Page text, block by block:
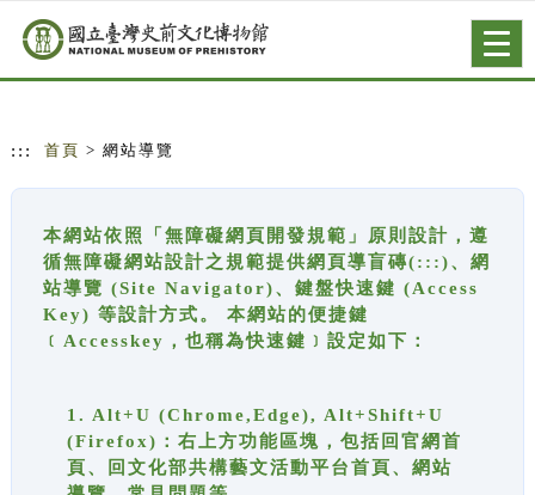
跳到主要內容
網站導覽
::: 首頁 > 網站導覽
本網站依照「無障礙網頁開發規範」原則設計，遵
循無障礙網站設計之規範提供網頁導盲磚(:::)、網
站導覽 (Site Navigator)、鍵盤快速鍵 (Access
Key) 等設計方式。 本網站的便捷鍵
﹝Accesskey，也稱為快速鍵﹞設定如下：
1. Alt+U (Chrome,Edge), Alt+Shift+U
(Firefox)：右上方功能區塊，包括回官網首
頁、回文化部共構藝文活動平台首頁、網站